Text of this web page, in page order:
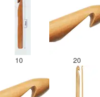
10 20